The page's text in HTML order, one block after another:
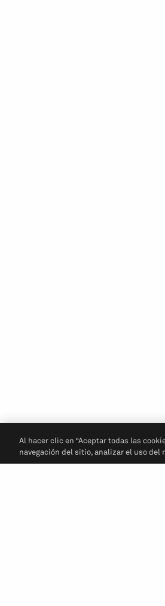
Al hacer clic en “Aceptar todas las
navegación del sitio, analizar el uso del